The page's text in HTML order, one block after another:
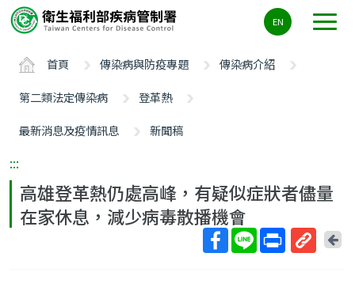
要
ALT+C
EN
首頁 傳染病與防疫專題
傳染病介紹
第二類法定傳染病
登革熱
最新消息及疫情訊息
新聞稿
:::
高雄登革熱仍處高峰，有疑似症狀者儘量
在家休息，減少病毒散播機會
回